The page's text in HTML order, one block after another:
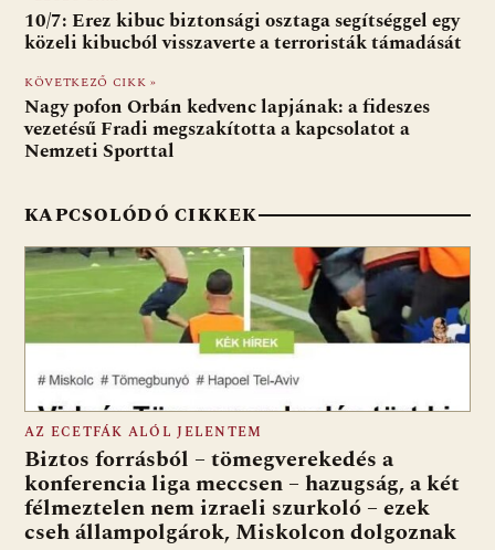
b
o
o
k
s
A
p
p
di
t
l m
e
10/7: Erez kibuc biztonsági osztaga segítséggel egy
közeli kibucból visszaverte a terroristák támadását
KÖVETKEZŐ CIKK »
Nagy pofon Orbán kedvenc lapjának: a fideszes
vezetésű Fradi megszakította a kapcsolatot a
Nemzeti Sporttal
KAPCSOLÓDÓ CIKKEK
AZ ECETFÁK ALÓL JELENTEM
Biztos forrásból – tömegverekedés a
konferencia liga meccsen – hazugság, a két
félmeztelen nem izraeli szurkoló – ezek
cseh állampolgárok, Miskolcon dolgoznak